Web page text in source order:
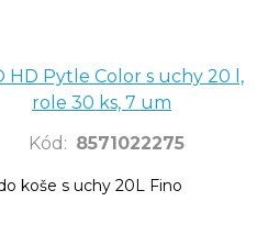
HD Pytle Color s uchy 20 l,
role 30 ks, 7 um
Kód : 8571022275
koše s uchy 20L Fino